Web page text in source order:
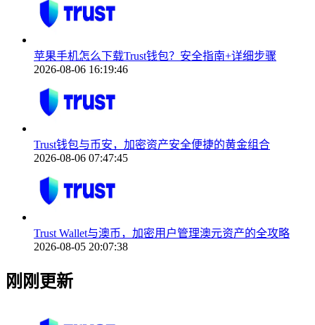
苹果手机怎么下载Trust钱包？安全指南+详细步骤
2026-08-06 16:19:46
Trust钱包与币安，加密资产安全便捷的黄金组合
2026-08-06 07:47:45
Trust Wallet与澳币，加密用户管理澳元资产的全攻略
2026-08-05 20:07:38
刚刚更新